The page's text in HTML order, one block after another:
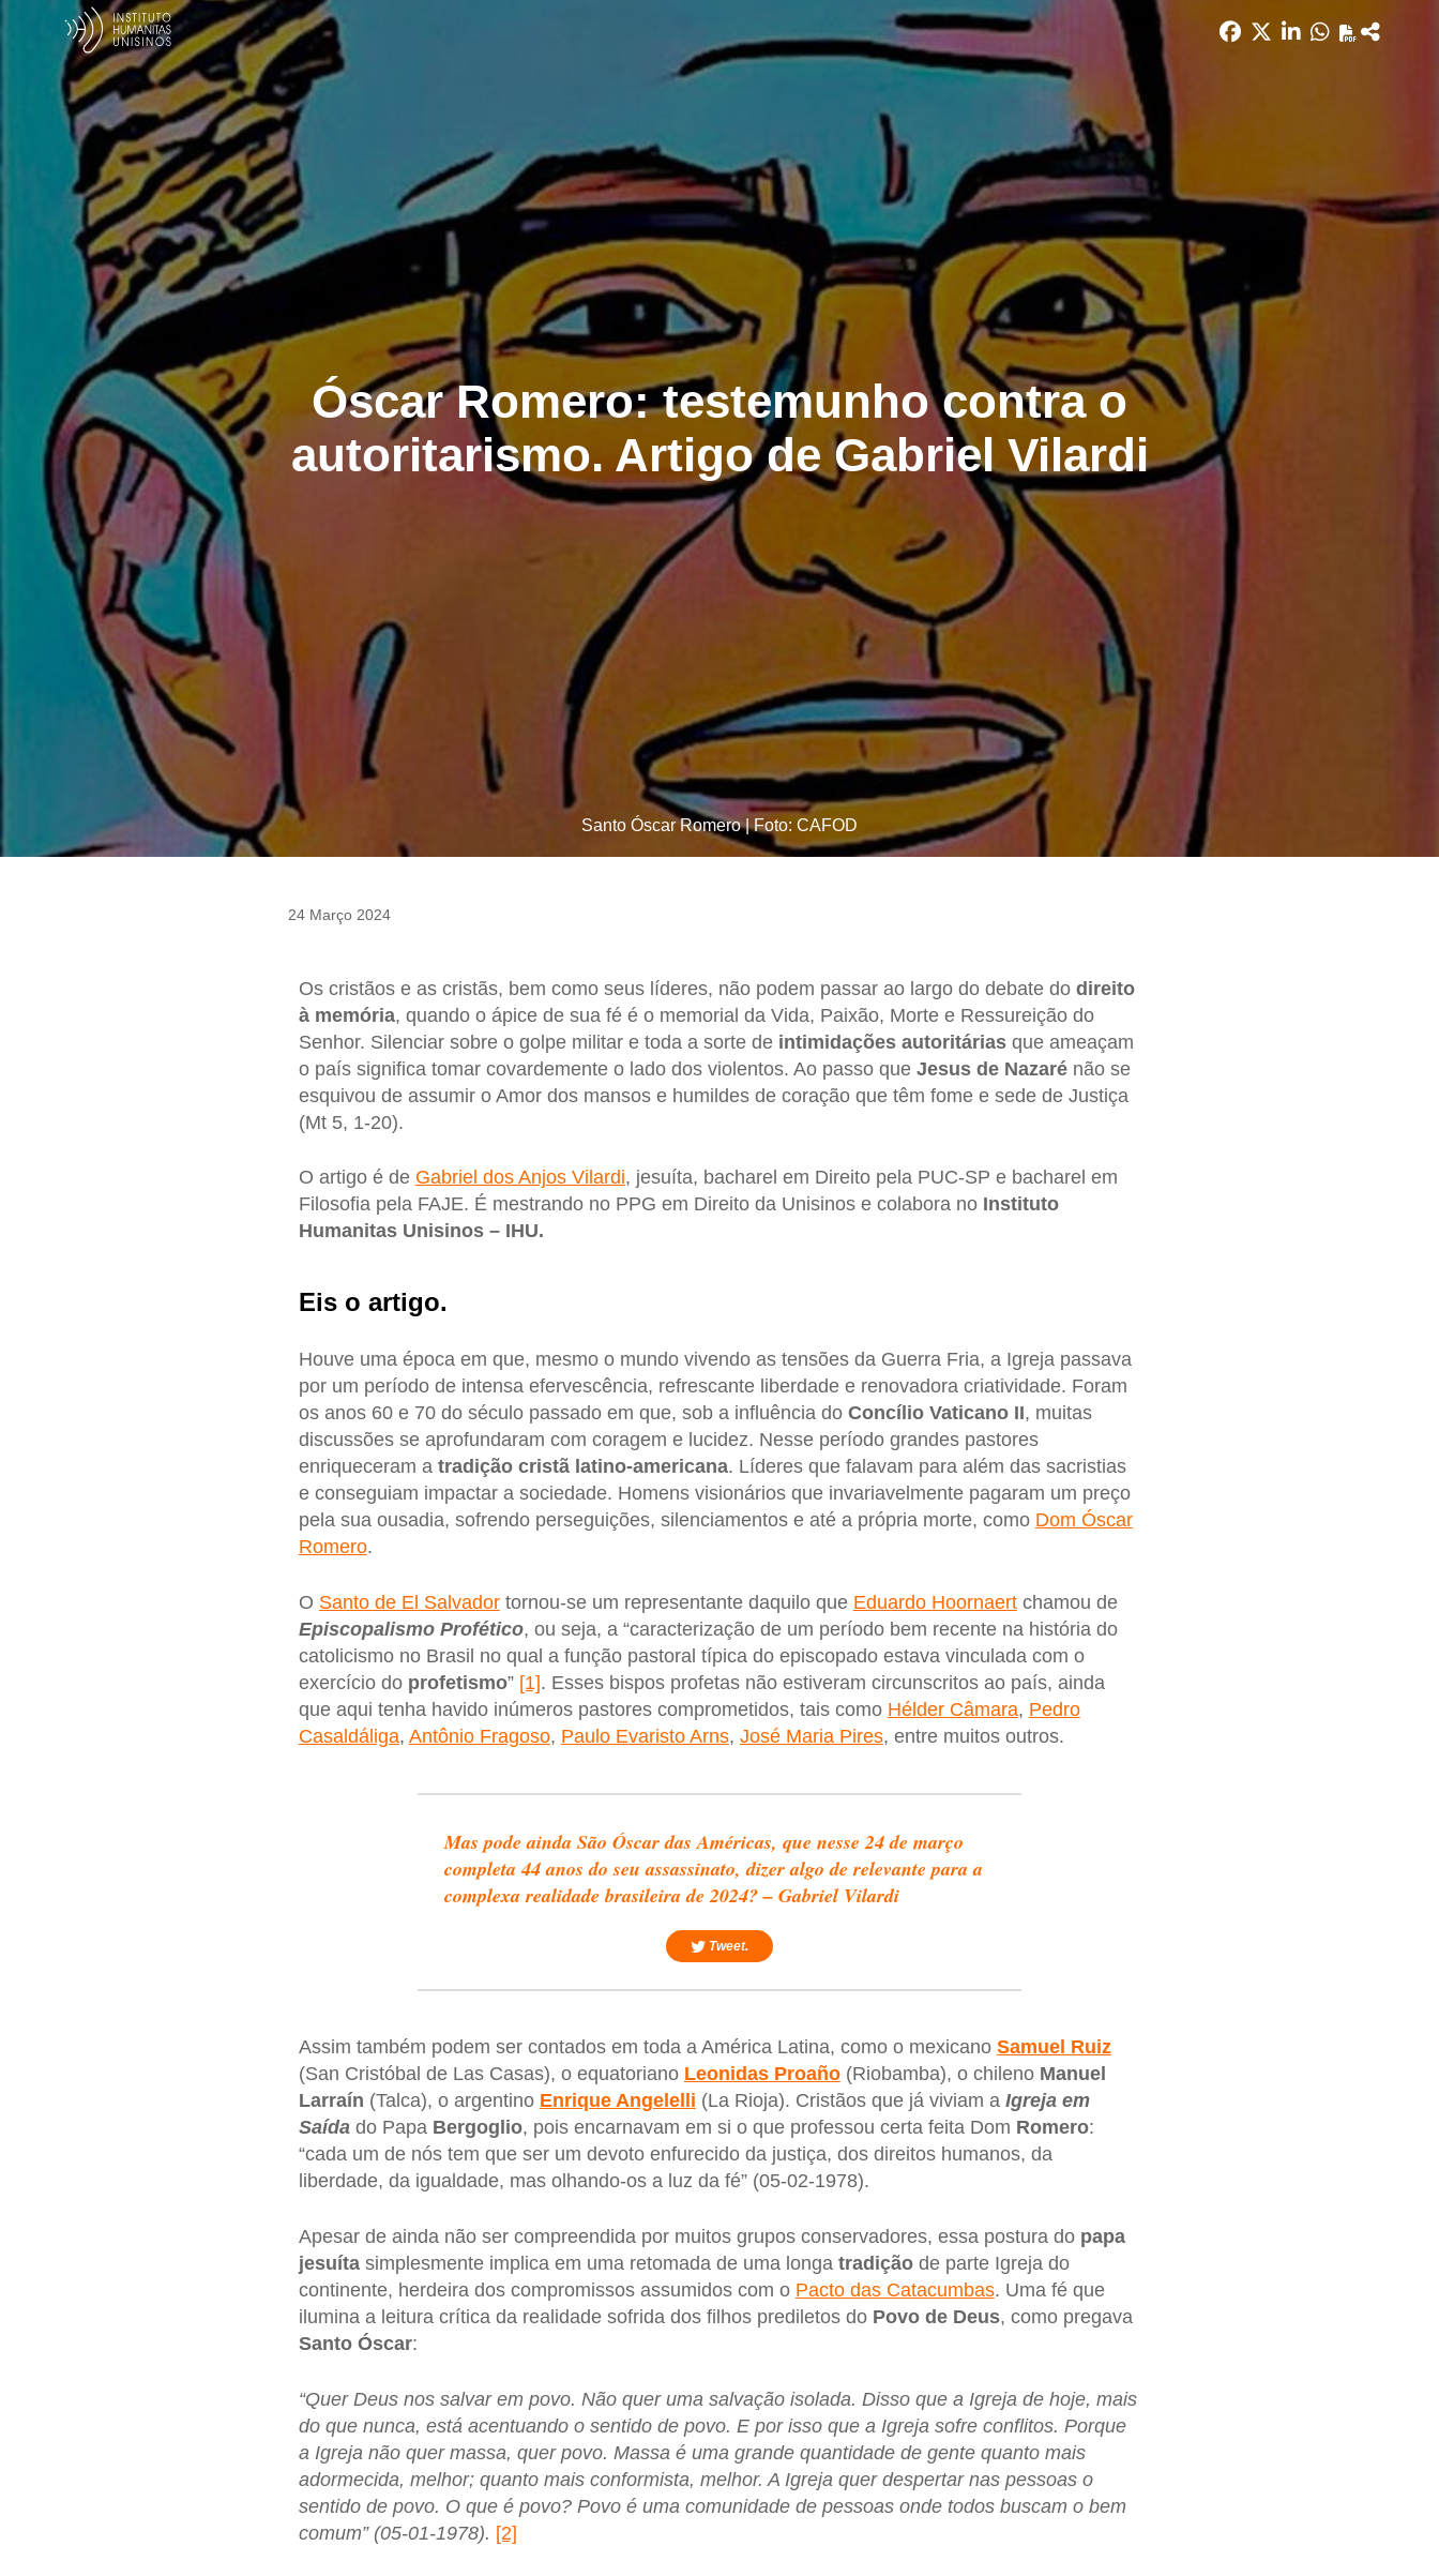
Óscar Romero: testemunho contra o
autoritarismo. Artigo de Gabriel Vilardi
Santo Óscar Romero | Foto: CAFOD
24 Março 2024
Os cristãos e as cristãs, bem como seus líderes, não podem passar ao largo do debate do direito
à memória, quando o ápice de sua fé é o memorial da Vida, Paixão, Morte e Ressureição do
Senhor. Silenciar sobre o golpe militar e toda a sorte de intimidações autoritáriasque ameaçam
o país significa tomar covardemente o lado dos violentos. Ao passo que Jesus de Nazarénão se
esquivou de assumir o Amor dos mansos e humildes de coração que têm fome e sede de Justiça
(Mt 5, 1-20).
O artigo é de Gabriel dos Anjos Vilardi, jesuíta, bacharel em Direito pela PUC-SP e bacharel em
Filosofia pela FAJE. É mestrando no PPG em Direito da Unisinos e colabora noInstituto
Humanitas Unisinos – IHU.
Eis o artigo.
Houve uma época em que, mesmo o mundo vivendo as tensões da Guerra Fria, a Igreja passava
por um período de intensa efervescência, refrescante liberdade e renovadora criatividade. Foram
os anos 60 e 70 do século passado em que, sob a influência do Concílio Vaticano II, muitas
discussões se aprofundaram com coragem e lucidez. Nesse período grandes pastores
enriqueceram a tradição cristã latino-americana. Líderes que falavam para além das sacristias
e conseguiam impactar a sociedade. Homens visionários que invariavelmente pagaram um preço
pela sua ousadia, sofrendo perseguições, silenciamentos e até a própria morte, como Dom Óscar
Romero.
O Santo de El Salvadortornou-se um representante daquilo que Eduardo Hoornaertchamou de
Episcopalismo Profético, ou seja, a “caracterização de um período bem recente na história do
catolicismo no Brasil no qual a função pastoral típica do episcopado estava vinculada com o
exercício do profetismo” [1]. Esses bispos profetas não estiveram circunscritos ao país, ainda
que aqui tenha havido inúmeros pastores comprometidos, tais como Hélder Câmara, Pedro
Casaldáliga, Antônio Fragoso, Paulo Evaristo Arns, José Maria Pires, entre muitos outros.
Mas pode ainda São Óscar das Américas, que nesse 24 de março
completa 44 anos do seu assassinato, dizer algo de relevante para a
complexa realidade brasileira de 2024? – Gabriel Vilardi
Tweet.
Assim também podem ser contados em toda a América Latina, como o mexicano Samuel Ruiz
(San Cristóbal de Las Casas), o equatoriano Leonidas Proaño (Riobamba), o chileno Manuel
Larraín (Talca), o argentino Enrique Angelelli (La Rioja). Cristãos que já viviam a Igreja em
Saídado PapaBergoglio, pois encarnavam em si o que professou certa feita Dom Romero:
“cada um de nós tem que ser um devoto enfurecido da justiça, dos direitos humanos, da
liberdade, da igualdade, mas olhando-os a luz da fé” (05-02-1978).
Apesar de ainda não ser compreendida por muitos grupos conservadores, essa postura do papa
jesuítasimplesmente implica em uma retomada de uma longa tradiçãode parte Igreja do
continente, herdeira dos compromissos assumidos com o Pacto das Catacumbas. Uma fé que
ilumina a leitura crítica da realidade sofrida dos filhos prediletos do Povo de Deus, como pregava
Santo Óscar:
“Quer Deus nos salvar em povo. Não quer uma salvação isolada. Disso que a Igreja de hoje, mais
do que nunca, está acentuando o sentido de povo. E por isso que a Igreja sofre conflitos. Porque
a Igreja não quer massa, quer povo. Massa é uma grande quantidade de gente quanto mais
adormecida, melhor; quanto mais conformista, melhor. A Igreja quer despertar nas pessoas o
sentido de povo. O que é povo? Povo é uma comunidade de pessoas onde todos buscam o bem
comum” (05-01-1978). [2]